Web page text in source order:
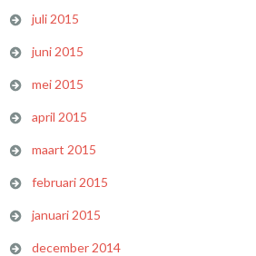
juli 2015
juni 2015
mei 2015
april 2015
maart 2015
februari 2015
januari 2015
december 2014